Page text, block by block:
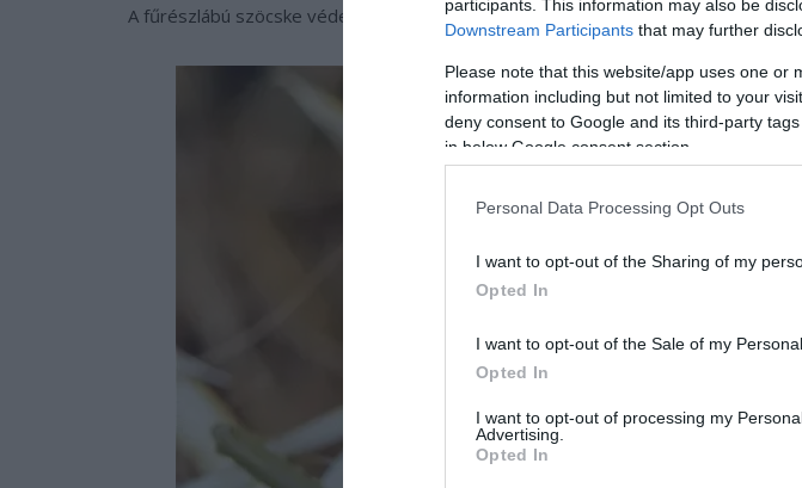
participants. This information may also be
Downstream Participants that may further
Please note that this website/app uses one or
information including but not limited to your
deny consent to Google and its third-party
in below Google consent section.
Personal Data Processing Opt Outs
I want to opt-out of the Sharing of my
Opted In
I want to opt-out of the Sale of my Personal
Opted In
I want to opt-out of processing my
Advertising.
Opted In
A fűrészlábú szöcske védett faj, természetvédelmi értéke 50 000 forint.